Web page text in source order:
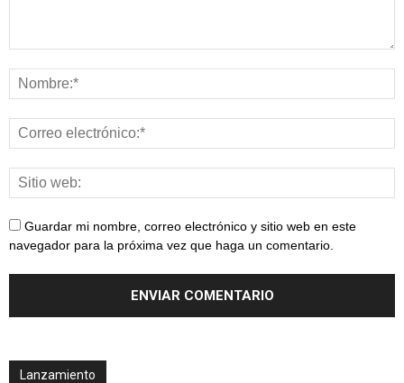
Guardar mi nombre, correo electrónico y sitio web en este
navegador para la próxima vez que haga un comentario.
Lanzamiento